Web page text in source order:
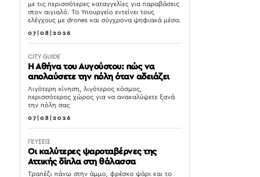
με τις περισσότερες καταγγελίες για παραβάσεις
στον αιγιαλό. Το Υπουργείο εντείνει τους
ελέγχους με drones και σύγχρονα ψηφιακά μέσα.
07|08|2026
CITY GUIDE
Η Αθήνα του Αυγούστου: πώς να
απολαύσετε την πόλη όταν αδειάζει
Λιγότερη κίνηση, λιγότερος κόσμος,
περισσότερος χώρος για να ανακαλύψετε ξανά
την πόλη σας
07|08|2026
ΓΕΥΣΕΙΣ
Οι καλύτερες ψαροταβέρνες της
Αττικής δίπλα στη θάλασσα
Τραπέζι πάνω στην άμμο, φρέσκο ψάρι και το